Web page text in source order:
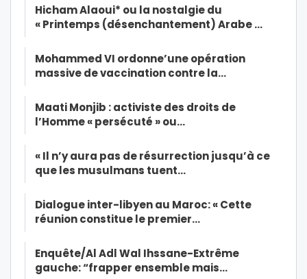
Hicham Alaoui* ou la nostalgie du
« Printemps (désenchantement) Arabe …
Mohammed VI ordonne’une opération
massive de vaccination contre la…
Maati Monjib : activiste des droits de
l’Homme « persécuté » ou…
« Il n’y aura pas de résurrection jusqu’à ce
que les musulmans tuent…
Dialogue inter-libyen au Maroc: « Cette
réunion constitue le premier…
Enquête/Al Adl Wal Ihssane-Extrême
gauche: “frapper ensemble mais…